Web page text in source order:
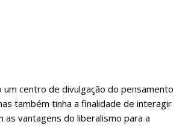
centro de divulgação do pensamento
também tinha a finalidade de interagir
vantagens do liberalismo para a